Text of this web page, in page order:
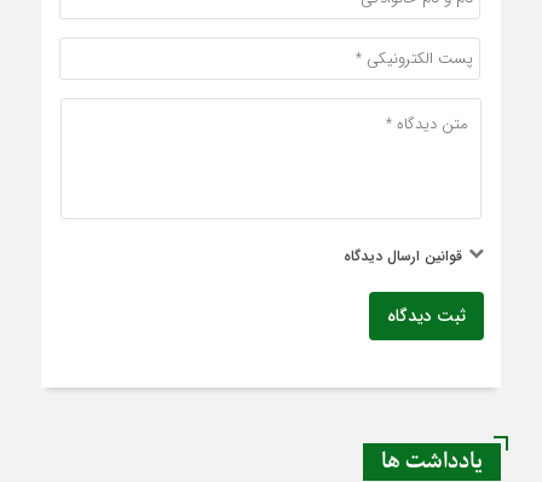
قوانین ارسال دیدگاه
ثبت دیدگاه
یادداشت ها